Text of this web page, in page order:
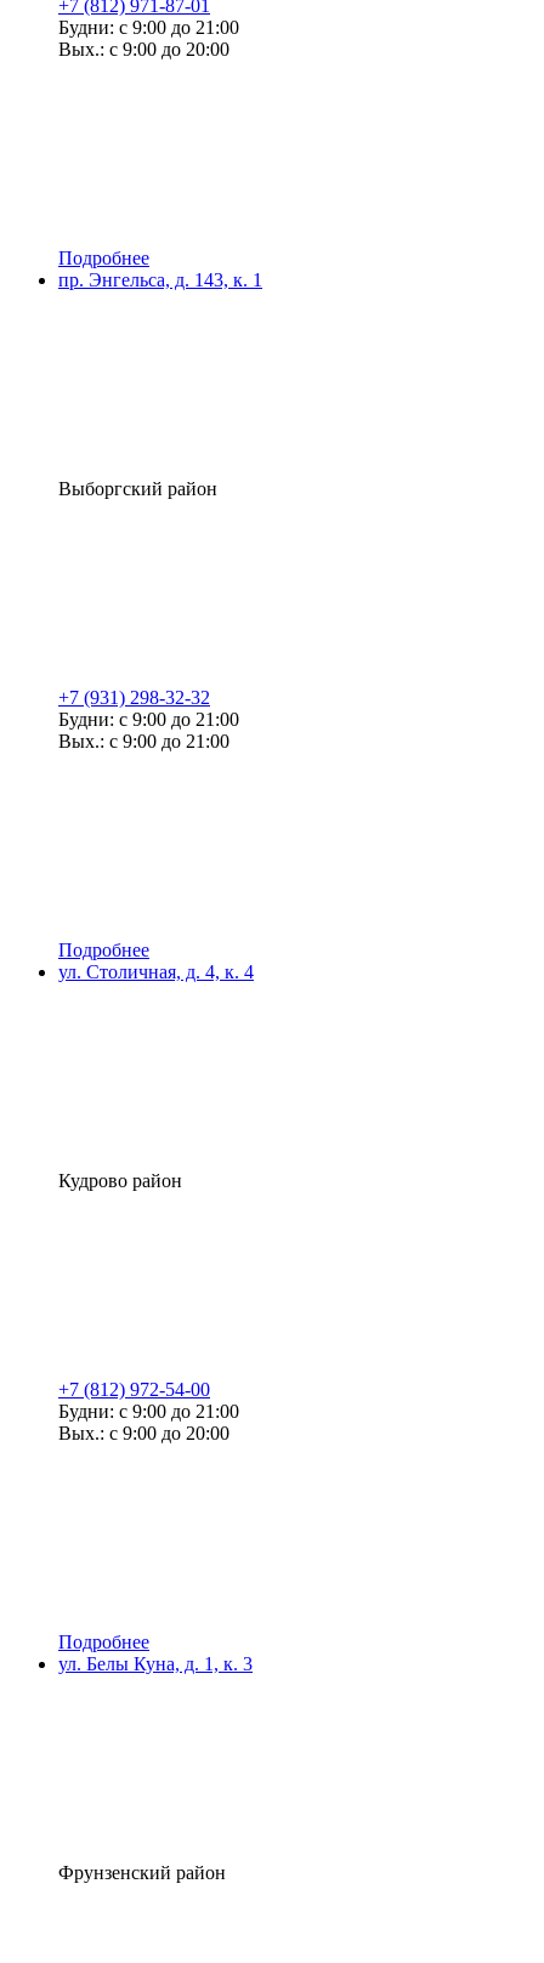
+7 (812) 971-87-01
Будни: с 9:00 до 21:00
Вых.: с 9:00 до 20:00
Подробнее
пр. Энгельса, д. 143, к. 1
Выборгский район
+7 (931) 298-32-32
Будни: с 9:00 до 21:00
Вых.: с 9:00 до 21:00
Подробнее
ул. Столичная, д. 4, к. 4
Кудрово район
+7 (812) 972-54-00
Будни: с 9:00 до 21:00
Вых.: с 9:00 до 20:00
Подробнее
ул. Белы Куна, д. 1, к. 3
Фрунзенский район